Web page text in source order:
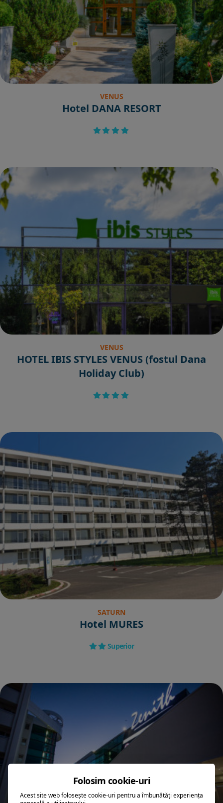
VENUS
Hotel DANA RESORT
VENUS
HOTEL IBIS STYLES VENUS (fostul Dana
Holiday Club)
SATURN
Hotel MURES
Superior
Folosim cookie-uri
Acest site web folosește cookie-uri pentru a îmbunătăți experiența